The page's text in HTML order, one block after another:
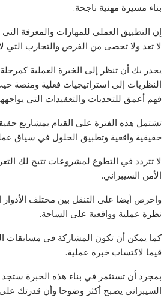
بناء مسيرة مهنية ناجحة.
إن التطبيق العملي للمهارات والمعرفة التي
لا تعد ولا تحصى من الفرص والتجارب التي
يجدر بك أن تنظر إلى الخبرة العملية
النظريات إلى استراتيجيات فعلية ومنصة
فهم أعمق للتحديات والتعقيدات التي
تشتمل هذه الفترة على القيام بمشاريع
حقيقية واقعية وتطبيق الحلول في سياق
لا تتردد في التطوع لمشروعات تتيح لك
الأمن السيبراني.
واحرص أيضا على التنقل بين مختلف
نظرة عملية وواقعية على الساحة.
كما يمكن أن تكون المشاركة في مسابقات
قيما لاكتساب خبرة عملية.
بمجرد أن تستثمر في بناء هذه الخبرة
السيبراني يصبح أكثر وضوحا وأن قدرتك